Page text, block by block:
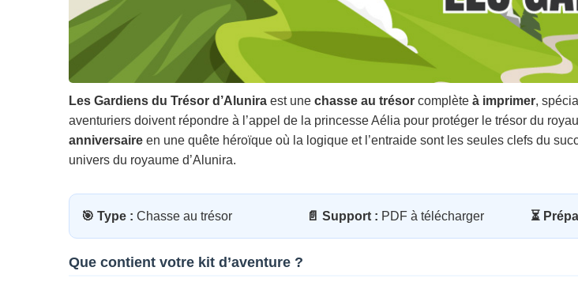
Les Gardiens du Trésor d’Alunira est une chasse au trésor complète à imprimer,
aventuriers doivent répondre à l’appel de la princesse Aélia pour protéger le trésor du
anniversaire en une quête héroïque où la logique et l’entraide sont les seules clefs du
univers du royaume d’Alunira.
🎯 Type : Chasse au trésor 📄 Support : PDF à télécharger ⏳
Que contient votre kit d’aventure ?